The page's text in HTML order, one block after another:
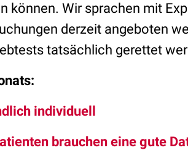
können. Wir sprachen mit
derzeit angeboten
tatsächlich gerettet
individuell
brauchen eine gute